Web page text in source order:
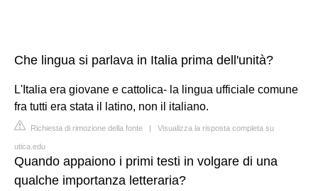
Che lingua si parlava in Italia prima dell'unità?
L'Italia era giovane e cattolica- la lingua ufficiale comune
fra tutti era stata il latino, non il italiano.
Richiesta di rimozione della fonte | Visualizza la risposta completa su
utica.edu
Quando appaiono i primi testi in volgare di una
qualche importanza letteraria?